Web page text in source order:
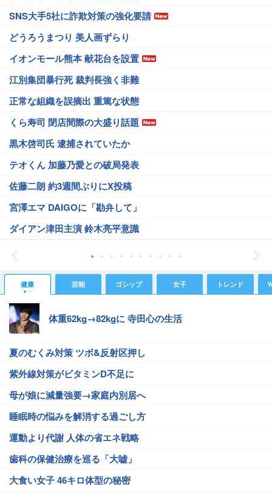
SNS大手5社に詐欺対策の強化要請
どうろうまつり 美人画ずらり
イオンモール熊本 献花台を設置
江別集団暴行死 裁判長強く非難
正常な組織を誤摘出 重篤な状態
くら寿司 閉店間際の大盛り話題
黒木啓司氏 逮捕されていたか
テオくん 加藤乃愛との破局発表
佐藤二朗 約3週間ぶりにX投稿
宮澤エマ DAIGOに「勘弁して」
ダイアン津田主演 鈴木亮平意識
健康 芸能 ゴシップ 女子 トレンド
体重62kg→82kgに 寺田心の生活
夏のむくみ対策 ツボ&反射区押し
紫外線対策がビタミンD不足に
母が娘に減量強要→家庭内別居へ
睡眠時の悩みを解消する過ごし方
運動より代謝 人体の省エネ戦略
歯科の保健治療を巡る「大嘘」
大食い女子 46キロ体型の秘密